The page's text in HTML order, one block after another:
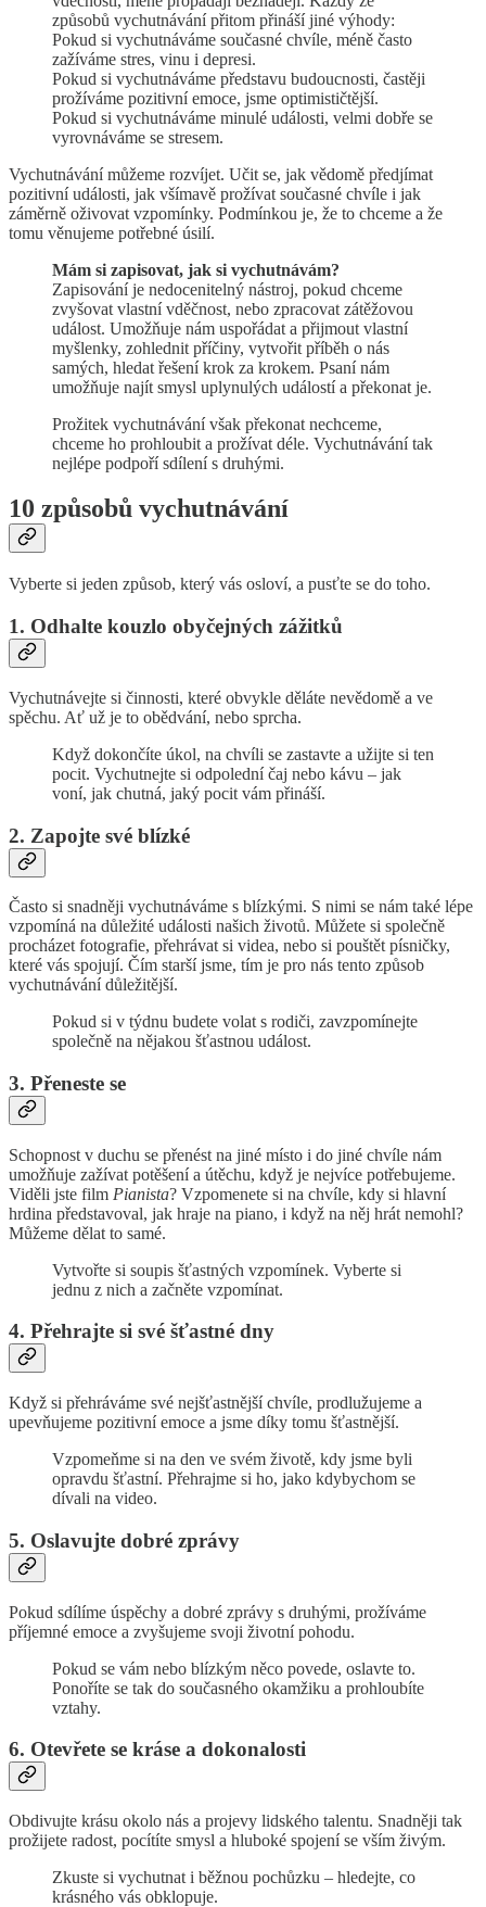
způsobů vychutnávání přitom přináší jiné výhody:
Pokud si vychutnáváme současné chvíle, méně často
zažíváme stres, vinu i depresi.
Pokud si vychutnáváme představu budoucnosti, častěji
prožíváme pozitivní emoce, jsme optimističtější.
Pokud si vychutnáváme minulé události, velmi dobře se
vyrovnáváme se stresem.
Vychutnávání můžeme rozvíjet. Učit se, jak vědomě předjímat
pozitivní události, jak všímavě prožívat současné chvíle i jak
záměrně oživovat vzpomínky. Podmínkou je, že to chceme a že
tomu věnujeme potřebné úsilí.
Mám si zapisovat, jak si vychutnávám?
Zapisování je nedocenitelný nástroj, pokud chceme
zvyšovat vlastní vděčnost, nebo zpracovat zátěžovou
událost. Umožňuje nám uspořádat a přijmout vlastní
myšlenky, zohlednit příčiny, vytvořit příběh o nás
samých, hledat řešení krok za krokem. Psaní nám
umožňuje najít smysl uplynulých událostí a překonat je.
Prožitek vychutnávání však překonat nechceme,
chceme ho prohloubit a prožívat déle. Vychutnávání tak
nejlépe podpoří sdílení s druhými.
10 způsobů vychutnávání
Vyberte si jeden způsob, který vás osloví, a pusťte se do toho.
1. Odhalte kouzlo obyčejných zážitků
Vychutnávejte si činnosti, které obvykle děláte nevědomě a ve
spěchu. Ať už je to obědvání, nebo sprcha.
Když dokončíte úkol, na chvíli se zastavte a užijte si ten
pocit. Vychutnejte si odpolední čaj nebo kávu – jak
voní, jak chutná, jaký pocit vám přináší.
2. Zapojte své blízké
Často si snadněji vychutnáváme s blízkými. S nimi se nám také lépe
vzpomíná na důležité události našich životů. Můžete si společně
procházet fotografie, přehrávat si videa, nebo si pouštět písničky,
které vás spojují. Čím starší jsme, tím je pro nás tento způsob
vychutnávání důležitější.
Pokud si v týdnu budete volat s rodiči, zavzpomínejte
společně na nějakou šťastnou událost.
3. Přeneste se
Schopnost v duchu se přenést na jiné místo i do jiné chvíle nám
umožňuje zažívat potěšení a útěchu, když je nejvíce potřebujeme.
Viděli jste film Pianista? Vzpomenete si na chvíle, kdy si hlavní
hrdina představoval, jak hraje na piano, i když na něj hrát nemohl?
Můžeme dělat to samé.
Vytvořte si soupis šťastných vzpomínek. Vyberte si
jednu z nich a začněte vzpomínat.
4. Přehrajte si své šťastné dny
Když si přehráváme své nejšťastnější chvíle, prodlužujeme a
upevňujeme pozitivní emoce a jsme díky tomu šťastnější.
Vzpomeňme si na den ve svém životě, kdy jsme byli
opravdu šťastní. Přehrajme si ho, jako kdybychom se
dívali na video.
5. Oslavujte dobré zprávy
Pokud sdílíme úspěchy a dobré zprávy s druhými, prožíváme
příjemné emoce a zvyšujeme svoji životní pohodu.
Pokud se vám nebo blízkým něco povede, oslavte to.
Ponoříte se tak do současného okamžiku a prohloubíte
vztahy.
6. Otevřete se kráse a dokonalosti
Obdivujte krásu okolo nás a projevy lidského talentu. Snadněji tak
prožijete radost, pocítíte smysl a hluboké spojení se vším živým.
Zkuste si vychutnat i běžnou pochůzku – hledejte, co
krásného vás obklopuje.